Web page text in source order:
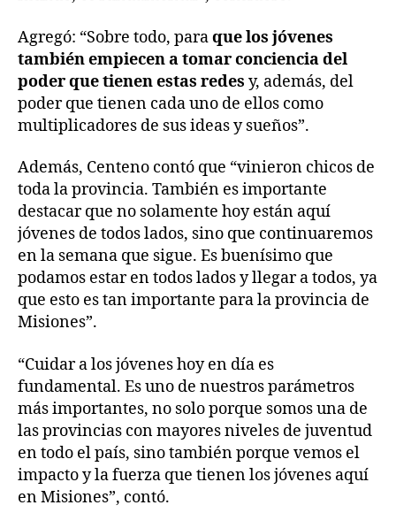
Agregó: “Sobre todo, paraque los jóvenes
también empiecen a tomar conciencia del
poder que tienen estas redes y, además, del
poder que tienen cada uno de ellos como
multiplicadores de sus ideas y sueños”.
Además, Centeno contó que “vinieron chicos de
toda la provincia. También es importante
destacar que no solamente hoy están aquí
jóvenes de todos lados, sino que continuaremos
en la semana que sigue. Es buenísimo que
podamos estar en todos lados y llegar a todos, ya
que esto es tan importante para la provincia de
Misiones”.
“Cuidar a los jóvenes hoy en día es
fundamental. Es uno de nuestros parámetros
más importantes, no solo porque somos una de
las provincias con mayores niveles de juventud
en todo el país, sino también porque vemos el
impacto y la fuerza que tienen los jóvenes aquí
en Misiones”, contó.